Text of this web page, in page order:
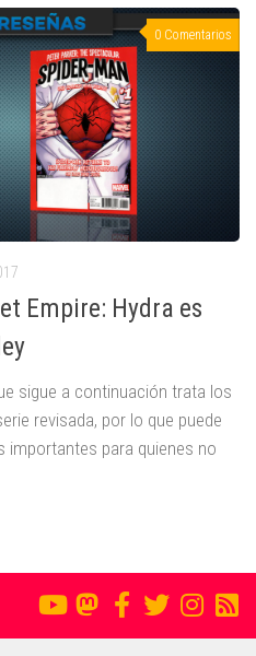
0 Comentarios
Empire: Hydra es
sigue a continuación trata los
revisada, por lo que puede
importantes para quienes no